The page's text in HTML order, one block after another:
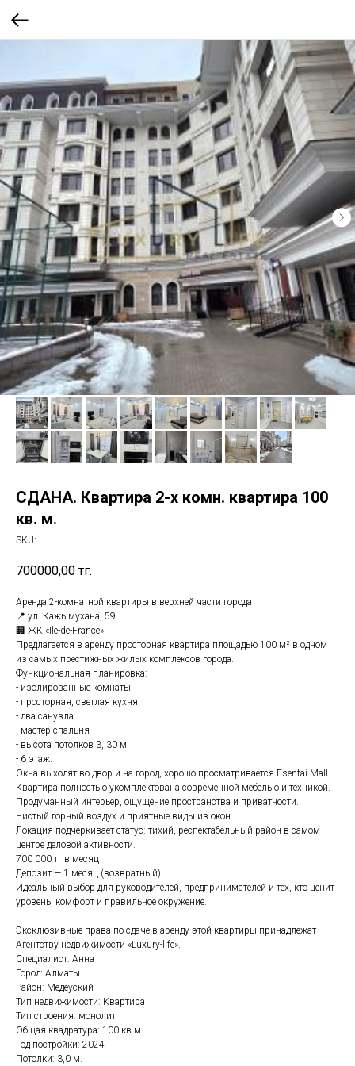
СДАНА. Квартира 2-х комн. квартира 100
кв. м.
SKU:
700000,00 тг.
Аренда 2-комнатной квартиры в верхней части города
📍 ул. Кажымухана, 59
🏢 ЖК «Ile-de-France»
Предлагается в аренду просторная квартира площадью 100 м² в одном
из самых престижных жилых комплексов города.
Функциональная планировка:
- изолированные комнаты
- просторная, светлая кухня
- два санузла
- мастер спальня
- высота потолков 3, 30 м
- 6 этаж.
Окна выходят во двор и нa город, хорошо просматривается Esentai Mall.
Квартира полностью укомплектована современной мебелью и техникой.
Продуманный интерьер, ощущение пространства и приватности.
Чистый горный воздух и приятные виды из окон.
Локация подчеркивает статус: тихий, респектабельный район в самом
центре деловой активности.
700 000 тг в месяц
Депозит — 1 месяц (возвратный)
Идеальный выбор для руководителей, предпринимателей и тех, кто ценит
уровень, комфорт и правильное окружение.
Эксклюзивные права по сдаче в аренду этой квартиры принадлежат
Агентству недвижимости «Luxury-life».
Специалист: Анна
Город: Алматы
Район: Медеуский
Тип недвижимости: Квартира
Тип строения: монолит
Общая квадратура: 100 кв.м.
Год постройки: 2024
Потолки: 3,0 м.